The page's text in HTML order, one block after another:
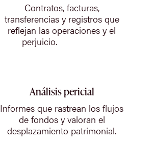
Contratos, facturas,
transferencias y registros que
reflejan las operaciones y el
perjuicio.
Análisis pericial
Informes que rastrean los flujos
de fondos y valoran el
desplazamiento patrimonial.